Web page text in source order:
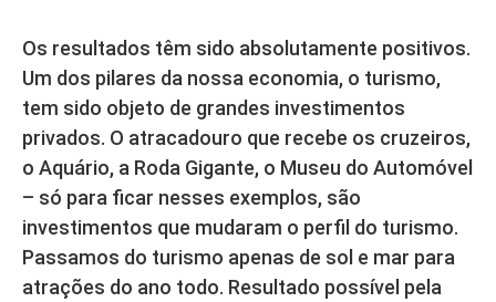
Os resultados têm sido absolutamente positivos.
Um dos pilares da nossa economia, o turismo,
tem sido objeto de grandes investimentos
privados. O atracadouro que recebe os cruzeiros,
o Aquário, a Roda Gigante, o Museu do Automóvel
– só para ficar nesses exemplos, são
investimentos que mudaram o perfil do turismo.
Passamos do turismo apenas de sol e mar para
atrações do ano todo. Resultado possível pela